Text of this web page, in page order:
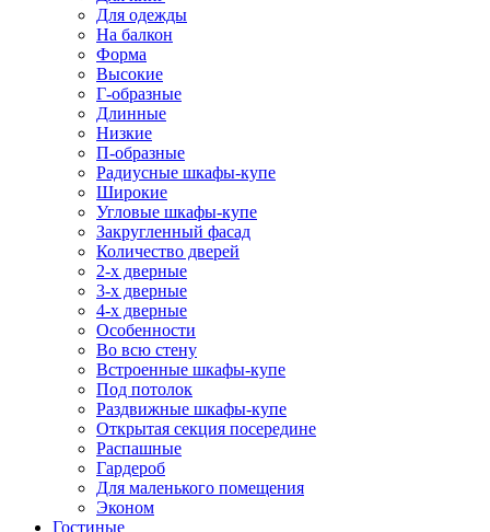
Для одежды
На балкон
Форма
Высокие
Г-образные
Длинные
Низкие
П-образные
Радиусные шкафы-купе
Широкие
Угловые шкафы-купе
Закругленный фасад
Количество дверей
2-х дверные
3-х дверные
4-х дверные
Особенности
Во всю стену
Встроенные шкафы-купе
Под потолок
Раздвижные шкафы-купе
Открытая секция посередине
Распашные
Гардероб
Для маленького помещения
Эконом
Гостиные